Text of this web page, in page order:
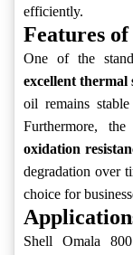
efficiently.
Features
One of the
excellent thermal
oil remains
Furthermore,
oxidation
degradation over
choice for
Shell Omala